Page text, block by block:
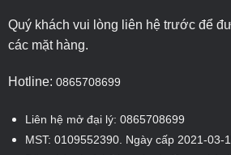
Quý khách vui lòng liên hệ trước để
các mặt hàng.
Hotline: 0865708699
Liên hệ mở đại lý: 0865708699
MST: 0109552390. Ngày cấp 2021-03-